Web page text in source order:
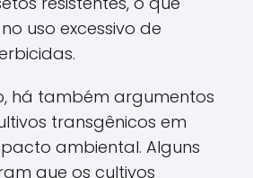
uso excessivo de
há também argumentos
transgênicos em
ambiental. Alguns
que os cultivos